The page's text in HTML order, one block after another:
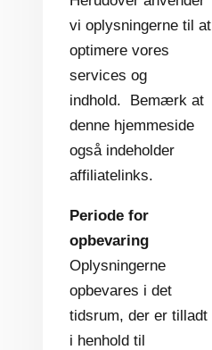
vi oplysningerne til at
optimere vores
services og
indhold. Bemærk at
denne hjemmeside
også indeholder
affiliatelinks.
Periode for
opbevaring
Oplysningerne
opbevares i det
tidsrum, der er tilladt
i henhold til